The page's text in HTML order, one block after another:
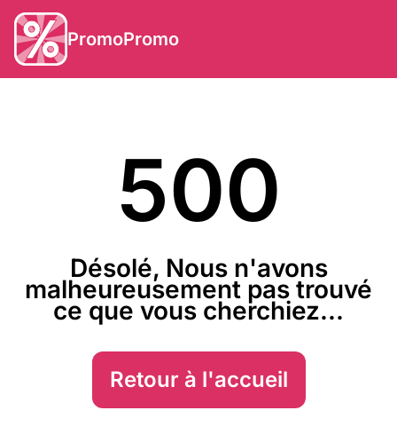
PromoPromo
500
Désolé, Nous n'avons
malheureusement pas trouvé
ce que vous cherchiez...
Retour à l'accueil